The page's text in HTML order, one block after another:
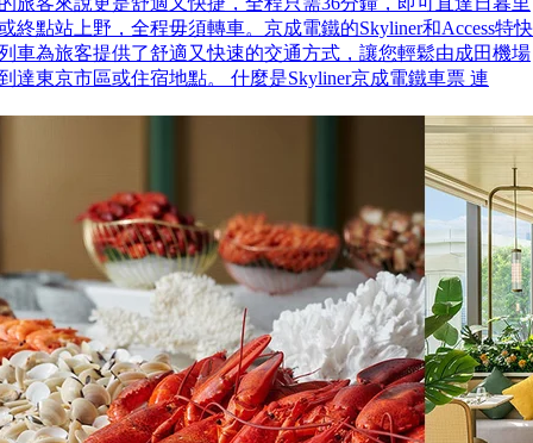
終點站上野，全程毋須轉車。京成電鐵的Skyliner和Access特快
車為旅客提供了舒適又快速的交通方式，讓您輕鬆由成田機場
達東京市區或住宿地點。 什麼是Skyliner京成電鐵車票 連